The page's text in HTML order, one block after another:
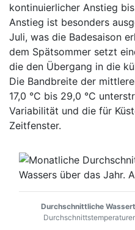
kontinuierlicher Anstieg
Anstieg ist besonders
Juli, was die Badesaison
dem Spätsommer setzt
die den Übergang in die
Die Bandbreite der
17,0 °C bis 29,0 °C
Variabilität und die für
Zeitfenster.
Durchschnittliche